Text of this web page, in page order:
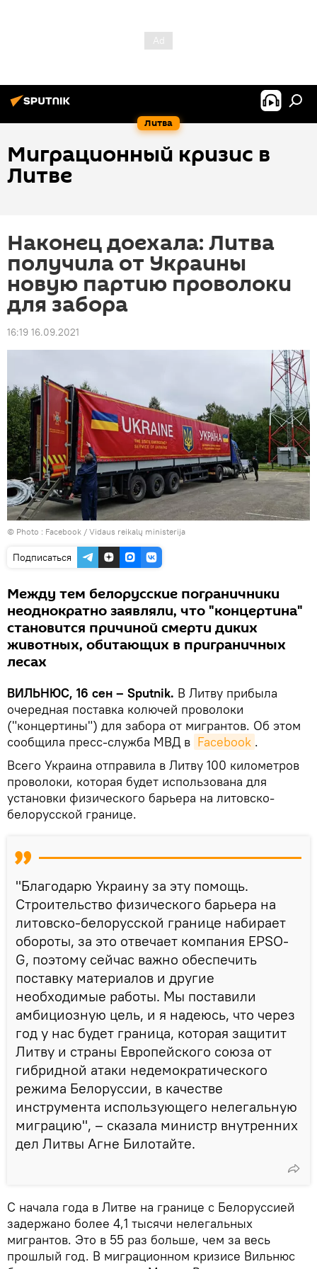
Литва
Миграционный кризис в
Литве
Наконец доехала: Литва
получила от Украины
новую партию проволоки
для забора
16:19 16.09.2021
© Photo : Facebook / Vidaus reikalų ministerija
Подписаться
Между тем белорусские пограничники
неоднократно заявляли, что "концертина"
становится причиной смерти диких
животных, обитающих в приграничных
лесах
ВИЛЬНЮС, 16 сен – Sputnik. В Литву прибыла
очередная поставка колючей проволоки
("концертины") для забора от мигрантов. Об этом
сообщила пресс-служба МВД в Facebook .
Всего Украина отправила в Литву 100 километров
проволоки, которая будет использована для
установки физического барьера на литовско-
белорусской границе.
"Благодарю Украину за эту помощь.
Строительство физического барьера на
литовско-белорусской границе набирает
обороты, за это отвечает компания EPSO-
G, поэтому сейчас важно обеспечить
поставку материалов и другие
необходимые работы. Мы поставили
амбициозную цель, и я надеюсь, что через
год у нас будет граница, которая защитит
Литву и страны Европейского союза от
гибридной атаки недемократического
режима Белоруссии, в качестве
инструмента использующего нелегальную
миграцию", – сказала министр внутренних
дел Литвы Агне Билотайте.
С начала года в Литве на границе с Белоруссией
задержано более 4,1 тысячи нелегальных
мигрантов. Это в 55 раз больше, чем за весь
прошлый год. В миграционном кризисе Вильнюс